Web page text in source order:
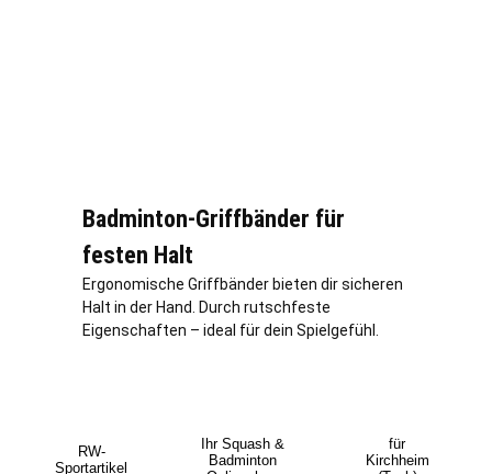
Badminton-Griffbänder für
festen Halt
Ergonomische Griffbänder bieten dir sicheren
Halt in der Hand. Durch rutschfeste
Eigenschaften – ideal für dein Spielgefühl.
RW-
Sportartikel
Ihr Squash &
Badminton
für
Kirchheim